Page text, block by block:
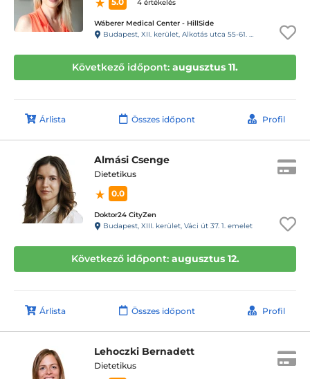
4 értékelés
Wáberer Medical Center - HillSide
Budapest, XII. kerület, Alkotás utca 55-61. Hillside
Következő időpont: augusztus 11.
Árlista Összes időpont Profil
Almási Csenge
Dietetikus
0.0
Doktor24 CityZen
Budapest, XIII. kerület, Váci út 37. 1. emelet
Következő időpont: augusztus 12.
Árlista Összes időpont Profil
Lehoczki Bernadett
Dietetikus